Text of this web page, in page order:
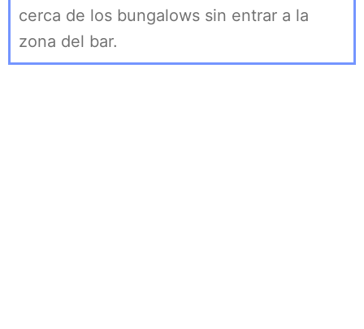
cerca de los bungalows sin entrar a la
zona del bar.